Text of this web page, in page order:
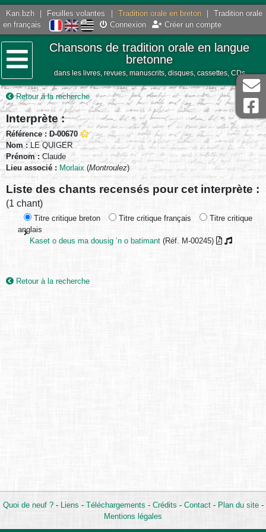
Kan.bzh Feuilles volantes Tradition orale en breton
Tradition orale
en français
Connexion Créer un compte
Menu
Chansons de tradition orale en langue
bretonne
dans les livres, revues, manuscrits, disques, cassettes, CDs
Retour à la recherche
Interprète :
Référence : D-00670
Nom :LE QUIGER
Prénom :Claude
Lieu associé : Morlaix (Montroulez)
Liste des chants recensés pour cet interprète :
(1 chant)
Titre critique breton Titre critique français
Titre critique
anglais
Kaset o deus ma dousig ’n o batimant (Réf. M-00245)
Retour à la recherche
Quoi de neuf ?- Liens - Téléchargements - Crédits - Contact- Plan du site-
Mentions légales